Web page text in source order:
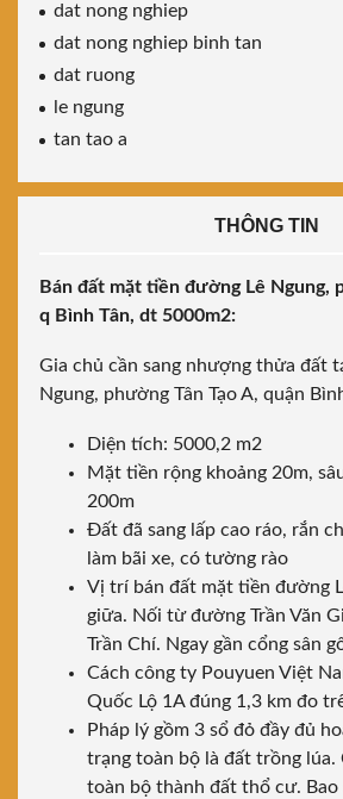
dat nong nghiep
dat nong nghiep binh tan
dat ruong
le ngung
tan tao a
THÔNG TIN
Bán đất mặt tiền đường Lê Ngung,
q Bình Tân, dt 5000m2:
Gia chủ cần sang nhượng thửa đất
Ngung, phường Tân Tạo A, quận
Diện tích: 5000,2 m2
Mặt tiền rộng khoảng 20m,
200m
Đất đã sang lấp cao ráo, rắn
làm bãi xe, có tường rào
Vị trí bán đất mặt tiền đường
giữa. Nối từ đường Trần Văn
Trần Chí. Ngay gần cổng sân
Cách công ty Pouyuen Việt
Quốc Lộ 1A đúng 1,3 km đo
Pháp lý gồm 3 sổ đỏ đầy đủ
trạng toàn bộ là đất trồng lúa.
toàn bộ thành đất thổ cư. Bao